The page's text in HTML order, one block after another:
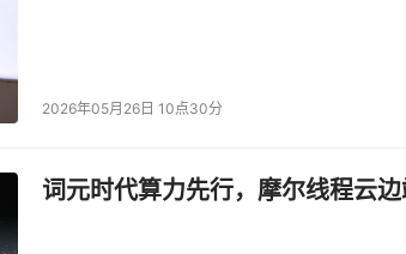
远远不够，更需要的是服务模式的全面重构。
节的点状提效，当下AI需要成为医疗服务的价
2026年05月26日 10点30分
词元时代算力先行，摩尔线程云